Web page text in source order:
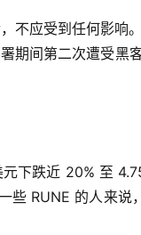
不应受到任何影响
期间第二次遭受黑
下跌近 20% 至
些 RUNE 的人来说